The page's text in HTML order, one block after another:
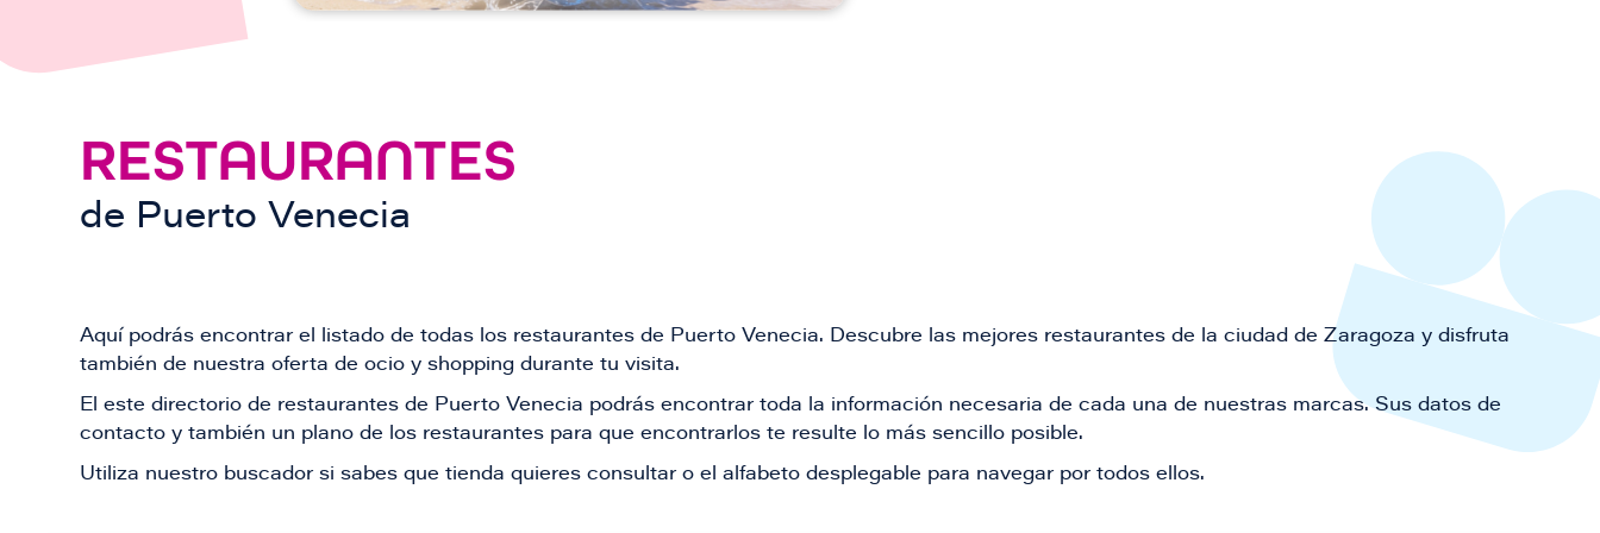
RESTAURANTES
de Puerto Venecia
Aquí podrás encontrar el listado de todas los restaurantes de Puerto Venecia. Descubre las mejores restaurantes de la ciudad de Zaragoza y disfruta
también de nuestra oferta de ocio y shopping durante tu visita.
El este directorio de restaurantes de Puerto Venecia podrás encontrar toda la información necesaria de cada una de nuestras marcas. Sus datos de
contacto y también un plano de los restaurantes para que encontrarlos te resulte lo más sencillo posible.
Utiliza nuestro buscador si sabes que tienda quieres consultar o el alfabeto desplegable para navegar por todos ellos.